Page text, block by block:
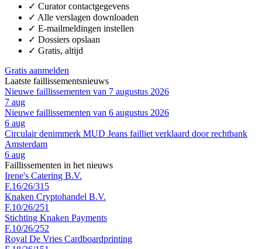
✓ Curator contactgegevens
✓ Alle verslagen downloaden
✓ E-mailmeldingen instellen
✓ Dossiers opslaan
✓ Gratis, altijd
Gratis aanmelden
Laatste faillissementsnieuws
Nieuwe faillissementen van 7 augustus 2026
7 aug
Nieuwe faillissementen van 6 augustus 2026
6 aug
Circulair denimmerk MUD Jeans failliet verklaard door rechtbank
Amsterdam
6 aug
Faillissementen in het nieuws
Irene's Catering B.V.
F.16/26/315
Knaken Cryptohandel B.V.
F.10/26/251
Stichting Knaken Payments
F.10/26/252
Royal De Vries Cardboardprinting